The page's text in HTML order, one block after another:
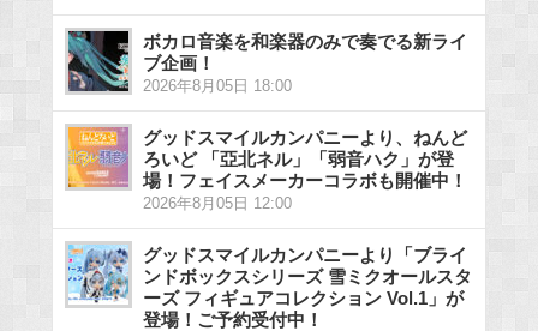
ボカロ音楽を和楽器のみで奏でる新ライ
ブ企画！
2026年8月05日 18:00
グッドスマイルカンパニーより、ねんど
ろいど 「亞北ネル」「弱音ハク」が登
場！フェイスメーカーコラボも開催中！
2026年8月05日 12:00
グッドスマイルカンパニーより「ブライ
ンドボックスシリーズ 雪ミクオールスタ
ーズ フィギュアコレクション Vol.1」が
登場！ご予約受付中！